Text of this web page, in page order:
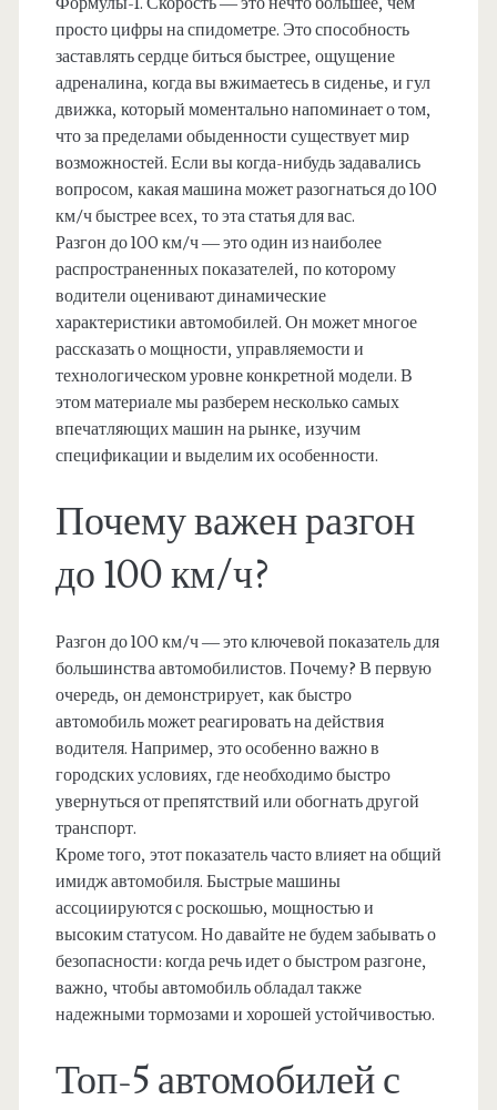
просто цифры на спидометре. Это способность
заставлять сердце биться быстрее, ощущение
адреналина, когда вы вжимаетесь в сиденье, и гул
движка, который моментально напоминает о том,
что за пределами обыденности существует мир
возможностей. Если вы когда-нибудь задавались
вопросом, какая машина может разогнаться до 100
км/ч быстрее всех, то эта статья для вас.
Разгон до 100 км/ч — это один из наиболее
распространенных показателей, по которому
водители оценивают динамические
характеристики автомобилей. Он может многое
рассказать о мощности, управляемости и
технологическом уровне конкретной модели. В
этом материале мы разберем несколько самых
впечатляющих машин на рынке, изучим
спецификации и выделим их особенности.
Почему важен разгон
до 100 км/ч?
Разгон до 100 км/ч — это ключевой показатель для
большинства автомобилистов. Почему? В первую
очередь, он демонстрирует, как быстро
автомобиль может реагировать на действия
водителя. Например, это особенно важно в
городских условиях, где необходимо быстро
увернуться от препятствий или обогнать другой
транспорт.
Кроме того, этот показатель часто влияет на общий
имидж автомобиля. Быстрые машины
ассоциируются с роскошью, мощностью и
высоким статусом. Но давайте не будем забывать о
безопасности: когда речь идет о быстром разгоне,
важно, чтобы автомобиль обладал также
надежными тормозами и хорошей устойчивостью.
Топ-5 автомобилей с